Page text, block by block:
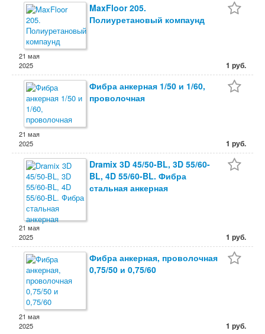
MaxFloor 205.
Полиуретановый компаунд
21 мая
2025
1 руб.
Фибра анкерная 1/50 и 1/60,
проволочная
21 мая
2025
1 руб.
Dramix 3D 45/50-BL, 3D 55/60-
BL, 4D 55/60-BL. Фибра
стальная анкерная
21 мая
2025
1 руб.
Фибра анкерная, проволочная
0,75/50 и 0,75/60
21 мая
2025
1 руб.